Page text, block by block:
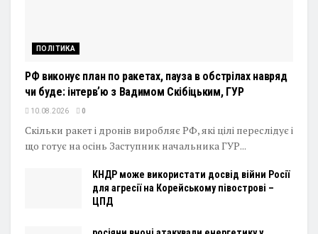
ПОЛІТИКА
РФ виконує план по ракетах, пауза в обстрілах навряд
чи буде: інтервʼю з Вадимом Скібіцьким, ГУР
10.08.2026 0
Скільки ракет і дронів виробляє РФ, які цілі переслідує і
що готує на осінь Заступник начальника ГУР...
КНДР може використати досвід війни Росії
для агресії на Корейському півострові –
ЦПД